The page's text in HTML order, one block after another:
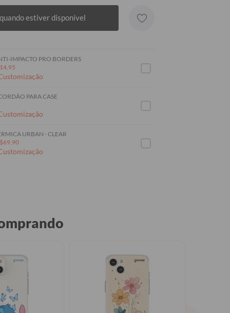
estiver disponível
IMPACTO PRO BORDERS
PARA CASE
URBAN - CLEAR